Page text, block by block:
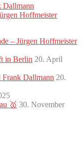
Dallmann
Hoffmeister
– Jürgen Hoffmeister
in Berlin 20. April
Frank Dallmann 20.
🥇 30. November